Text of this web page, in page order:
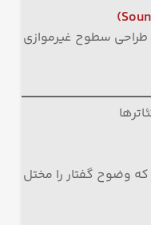
طراحی سطوح غیرموازی
وضوح گفتار را مختل